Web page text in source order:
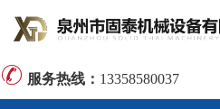
服务热线： 13358580037